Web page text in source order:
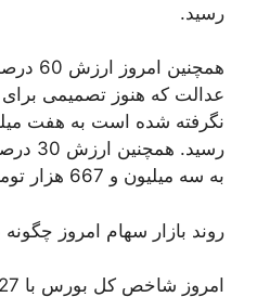
رسید.
عدالت که هنوز تصمیمی
به سه میلیون و 667 هزار تومان رسید.
روند بازار سهام امروز چگونه